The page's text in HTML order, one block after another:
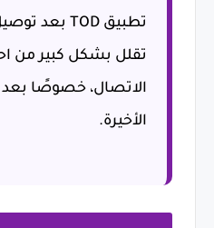
تقلل بشكل كبير من
الاتصال، خصوصًا بعد
الأخيرة.